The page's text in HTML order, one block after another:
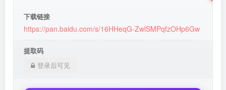
下载链接
https://pan.baidu.com/s/16HHeqG-ZwlSMPqfzOHp6Gw
提取码
登录后可见